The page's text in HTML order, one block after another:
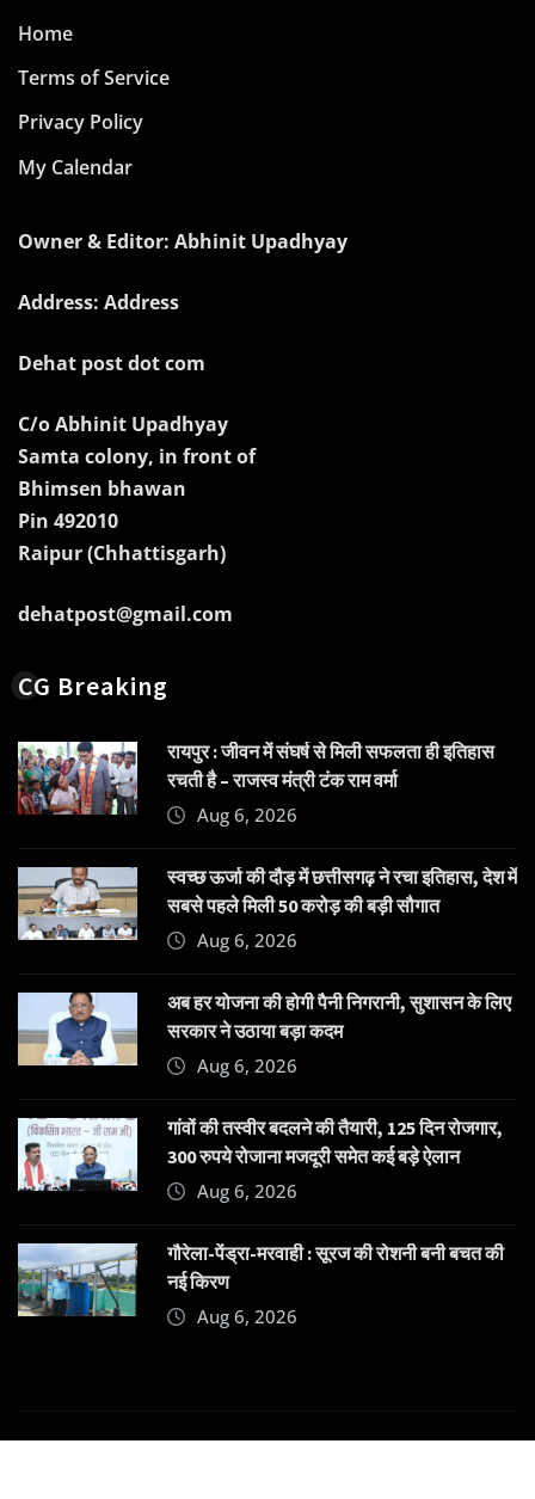
Home
Terms of Service
Privacy Policy
My Calendar
Owner & Editor: Abhinit Upadhyay
Address: Address
Dehat post dot com
C/o Abhinit Upadhyay
Samta colony, in front of
Bhimsen bhawan
Pin 492010
Raipur (Chhattisgarh)
dehatpost@gmail.com
CG Breaking
रायपुर : जीवन में संघर्ष से मिली सफलता ही इतिहास
रचती है – राजस्व मंत्री टंक राम वर्मा
Aug 6, 2026
स्वच्छ ऊर्जा की दौड़ में छत्तीसगढ़ ने रचा इतिहास, देश में
सबसे पहले मिली 50 करोड़ की बड़ी सौगात
Aug 6, 2026
अब हर योजना की होगी पैनी निगरानी, सुशासन के लिए
सरकार ने उठाया बड़ा कदम
Aug 6, 2026
गांवों की तस्वीर बदलने की तैयारी, 125 दिन रोजगार,
300 रुपये रोजाना मजदूरी समेत कई बड़े ऐलान
Aug 6, 2026
गौरेला-पेंड्रा-मरवाही : सूरज की रोशनी बनी बचत की
नई किरण
Aug 6, 2026